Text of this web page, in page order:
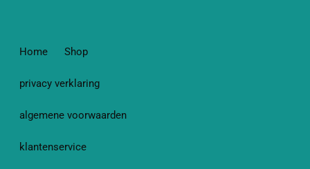
Home Shop
privacy verklaring
algemene voorwaarden
klantenservice